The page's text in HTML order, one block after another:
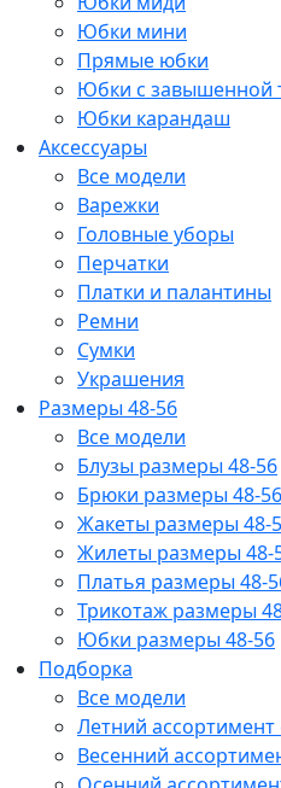
Юбки мини
Прямые юбки
Юбки с завышенной
Юбки карандаш
Аксессуары
Все модели
Варежки
Головные уборы
Перчатки
Платки и палантины
Ремни
Сумки
Украшения
Размеры 48-56
Все модели
Блузы размеры 48-56
Брюки размеры 48-56
Жакеты размеры 48-
Жилеты размеры 48-
Платья размеры 48-
Трикотаж размеры
Юбки размеры 48-56
Подборка
Все модели
Летний ассортимент
Весенний